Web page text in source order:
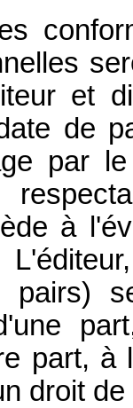
et
de
par
à
pairs)
part, à
droit